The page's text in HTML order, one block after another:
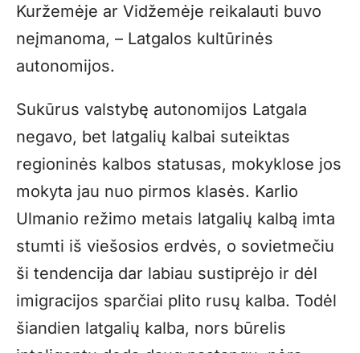
Kuržemėje ar Vidžemėje reikalauti buvo
neįmanoma, – Latgalos kultūrinės
autonomijos.
Sukūrus valstybę autonomijos Latgala
negavo, bet latgalių kalbai suteiktas
regioninės kalbos statusas, mokyklose jos
mokyta jau nuo pirmos klasės. Karlio
Ulmanio režimo metais latgalių kalbą imta
stumti iš viešosios erdvės, o sovietmečiu
ši tendencija dar labiau sustiprėjo ir dėl
imigracijos sparčiai plito rusų kalba. Todėl
šiandien latgalių kalba, nors būrelis